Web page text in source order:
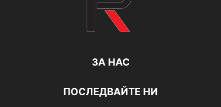
ЗА НАС
ПОСЛЕДВАЙТЕ НИ